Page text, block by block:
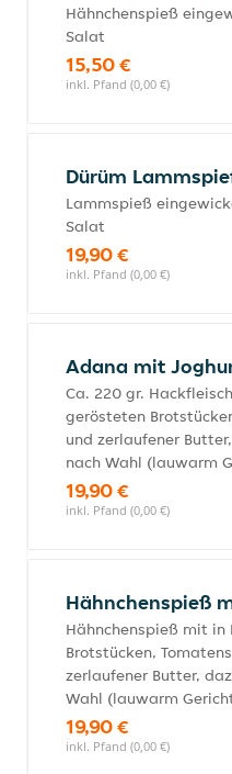
Hähnchenspieß
Salat
15,50 €
inkl. Pfand (0,00 €)
Dürüm
Lammspieß
Salat
19,90 €
inkl. Pfand (0,00 €)
Adana mit
Ca. 220 gr.
gerösteten
und zerlaufener
nach Wahl (lauwarm
19,90 €
inkl. Pfand (0,00 €)
Hähnchenspieß
Hähnchenspieß mit
Brotstücken,
zerlaufener Butter,
Wahl (lauwarm
19,90 €
inkl. Pfand (0,00 €)